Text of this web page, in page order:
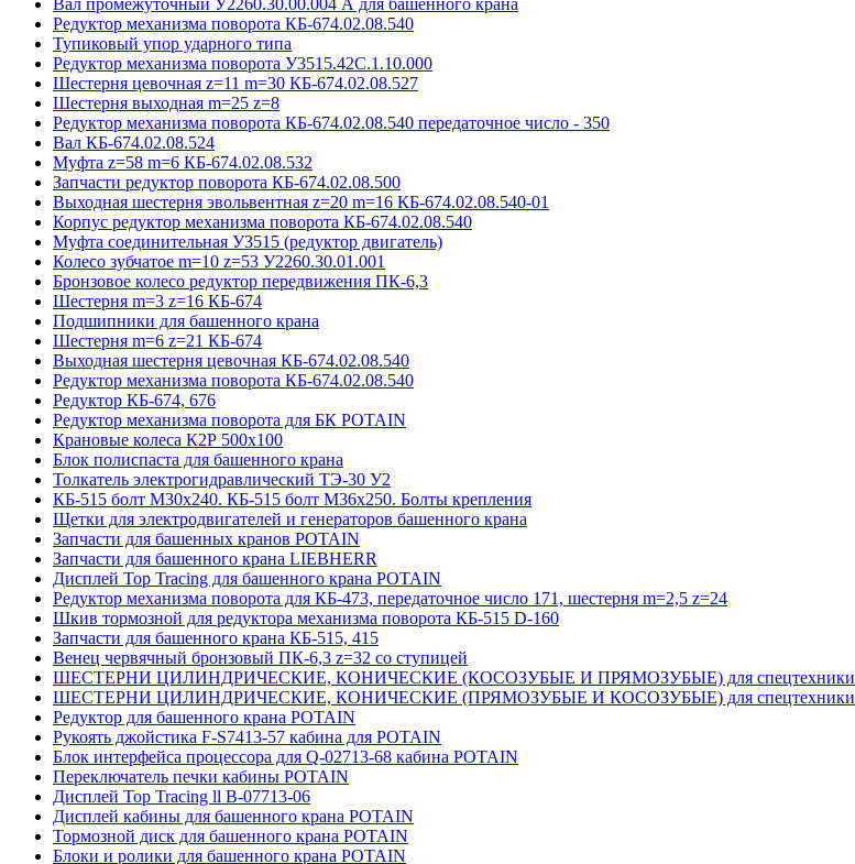
Редуктор механизма поворота КБ-674.02.08.540
Тупиковый упор ударного типа
Редуктор механизма поворота У3515.42С.1.10.000
Шестерня цевочная z=11 m=30 КБ-674.02.08.527
Шестерня выходная m=25 z=8
Редуктор механизма поворота КБ-674.02.08.540 передаточное число - 350
Вал КБ-674.02.08.524
Муфта z=58 m=6 КБ-674.02.08.532
Запчасти редуктор поворота КБ-674.02.08.500
Выходная шестерня эвольвентная z=20 m=16 КБ-674.02.08.540-01
Корпус редуктор механизма поворота КБ-674.02.08.540
Муфта соединительная У3515 (редуктор двигатель)
Колесо зубчатое m=10 z=53 У2260.30.01.001
Бронзовое колесо редуктор передвижения ПК-6,3
Шестерня m=3 z=16 КБ-674
Подшипники для башенного крана
Шестерня m=6 z=21 КБ-674
Выходная шестерня цевочная КБ-674.02.08.540
Редуктор механизма поворота КБ-674.02.08.540
Редуктор КБ-674, 676
Редуктор механизма поворота для БК POTAIN
Крановые колеса К2Р 500х100
Блок полиспаста для башенного крана
Толкатель электрогидравлический ТЭ-30 У2
КБ-515 болт М30х240. КБ-515 болт М36х250. Болты крепления
Щетки для электродвигателей и генераторов башенного крана
Запчасти для башенных кранов POTAIN
Запчасти для башенного крана LIEBHERR
Дисплей Top Tracing для башенного крана POTAIN
Редуктор механизма поворота для КБ-473, передаточное число 171, шестерня m=2,5 z=24
Шкив тормозной для редуктора механизма поворота КБ-515 D-160
Запчасти для башенного крана КБ-515, 415
Венец червячный бронзовый ПК-6,3 z=32 со ступицей
ШЕСТЕРНИ ЦИЛИНДРИЧЕСКИЕ, КОНИЧЕСКИЕ (КОСОЗУБЫЕ И ПРЯМОЗУБЫЕ) для спецтехники
ШЕСТЕРНИ ЦИЛИНДРИЧЕСКИЕ, КОНИЧЕСКИЕ (ПРЯМОЗУБЫЕ И КОСОЗУБЫЕ) для спецтехники
Редуктор для башенного крана POTAIN
Рукоять джойстика F-S7413-57 кабина для POTAIN
Блок интерфейса процессора для Q-02713-68 кабина POTAIN
Переключатель печки кабины POTAIN
Дисплей Top Tracing ll B-07713-06
Дисплей кабины для башенного крана POTAIN
Тормозной диск для башенного крана POTAIN
Блоки и ролики для башенного крана POTAIN